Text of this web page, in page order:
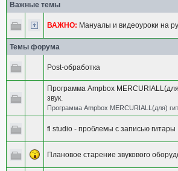
Важные темы
ВАЖНО: Мануалы и видеоуроки на
Темы форума
Post-обработка
Программа Ampbox
звук.
Программа Ampbox MERCURIALL(для)
fl studio - проблемы с записью гитары
Плановое старение звукового